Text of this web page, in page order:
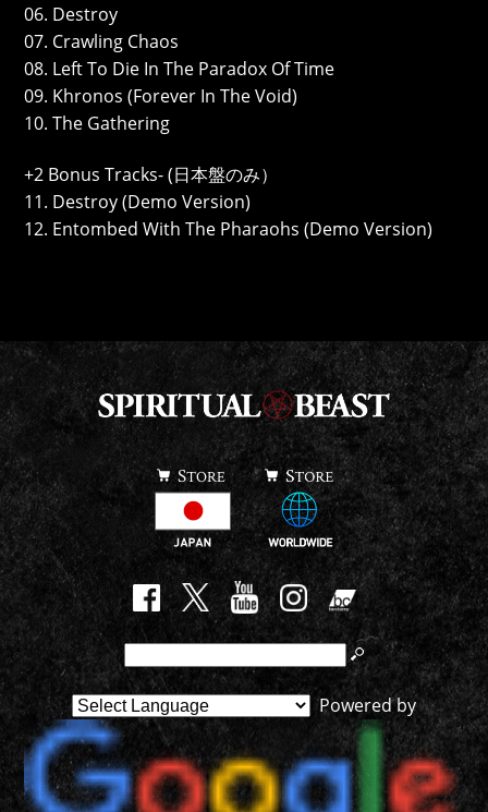
06. Destroy
07. Crawling Chaos
08. Left To Die In The Paradox Of Time
09. Khronos (Forever In The Void)
10. The Gathering
+2 Bonus Tracks- (日本盤のみ）
11. Destroy (Demo Version)
12. Entombed With The Pharaohs (Demo Version)
Powered by